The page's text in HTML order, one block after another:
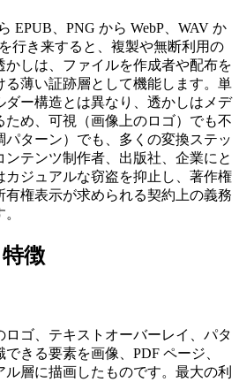
EPUB、PNG から WebP、WAV か
行き来すると、複製や無断利用の
かしは、ファイルを作成者や配布を
る薄い証跡層として機能します。単
ダー構造とは異なり、透かしはメデ
ため、可視（画像上のロゴ）でも不
ターン）でも、多くの変換ステッ
テンツ制作者、出版社、企業にと
カジュアルな窃盗を抑止し、著作権
権表示が求められる契約上の義務
徴
ゴ、テキストオーバーレイ、パタ
きる要素を画像、PDF ページ、
層に描画したものです。最大の利